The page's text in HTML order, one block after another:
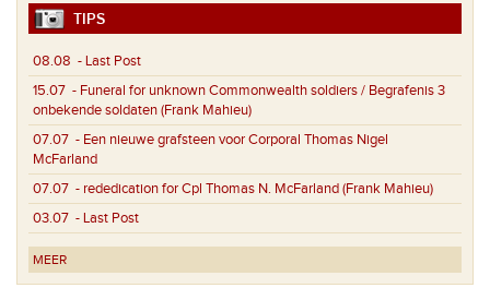
TIPS
08.08 - Last Post
15.07 - Funeral for unknown Commonwealth soldiers / Begrafenis 3
onbekende soldaten (Frank Mahieu)
07.07 - Een nieuwe grafsteen voor Corporal Thomas Nigel
McFarland
07.07 - rededication for Cpl Thomas N. McFarland (Frank Mahieu)
03.07 - Last Post
MEER